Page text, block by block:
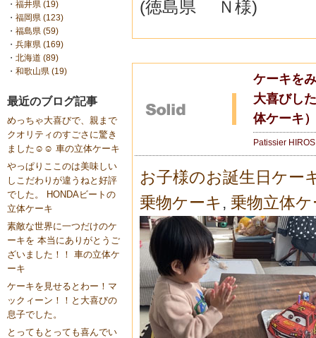
・ 福井県 (19)
・ 福岡県 (123)
・ 福島県 (59)
・ 兵庫県 (169)
・ 北海道 (89)
・ 和歌山県 (19)
最近のブログ記事
めっちゃ大喜びで、親まで
クオリティのすごさに驚き
ました☺️☺️ 車の立体ケーキ
やっぱりここのは美味しい
しこだわりが違うねと好評
でした。 HONDAビートの
立体ケーキ
素敵な世界に一つだけのケ
ーキを 本当にありがとうご
ざいました！！ 車の立体ケ
ーキ
ケーキを見せるとわー！マ
ックィーン！！と大喜びの
息子でした。
とってもとっても喜んでい
(徳島県 Ｎ様)
ケーキを
大喜びし
体ケーキ）
Patissier
お子様のお誕生日ケー
乗物ケーキ , 乗物立体